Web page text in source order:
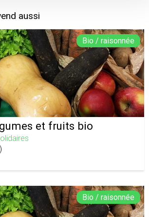
aussi
Bio / raisonnée
et fruits bio
)
Bio / raisonnée